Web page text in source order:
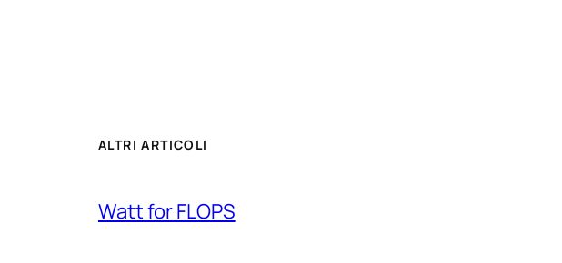
ALTRI ARTICOLI
Watt for FLOPS